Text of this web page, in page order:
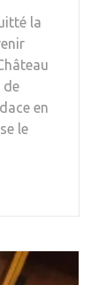
la
de
en
le